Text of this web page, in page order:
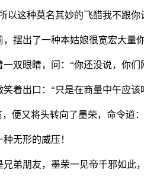
以这种莫名其妙的飞醋我不跟你
摆出了一种本姑娘很宽宏大量
双眼睛，问：“你还没说，你们
着出口：“只是在商量中午应该
便又将头转向了墨荣，命令道
无形的威压！
弟朋友，墨荣一见帝千邪如此